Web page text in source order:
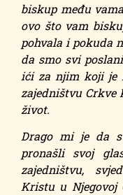
biskup među
ovo što vam
pohvala i pokuda
da smo svi
ići za njim koji je
zajedništvu
život.
Drago mi je da
pronašli svoj
zajedništvu,
Kristu u Njegovoj